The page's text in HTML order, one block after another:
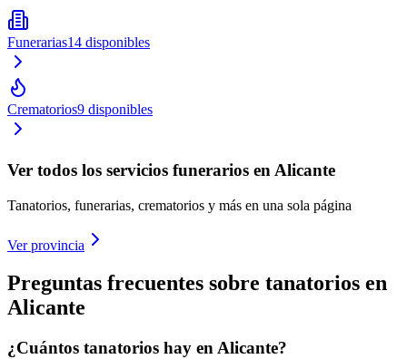
Funerarias14 disponibles
Crematorios9 disponibles
Ver todos los servicios funerarios en Alicante
Tanatorios, funerarias, crematorios y más en una sola página
Ver provincia
Preguntas frecuentes sobre tanatorios en
Alicante
¿Cuántos tanatorios hay en Alicante?